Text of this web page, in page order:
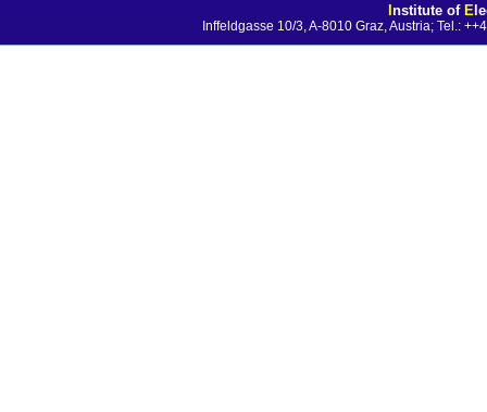
Institute of E
Inffeldgasse 10/3, A-8010 Graz, Austria; Tel.: